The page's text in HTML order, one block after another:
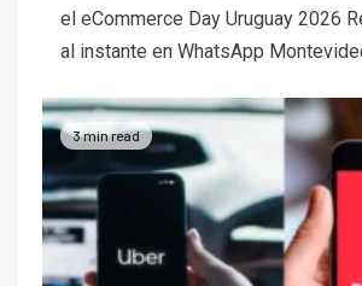
el eCommerce Day Uruguay 2026
al instante en WhatsApp
3 min read